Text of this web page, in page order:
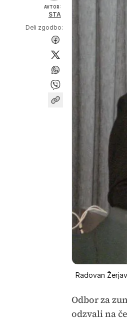
AVTOR:
STA
Deli zgodbo:
Radovan
Odbor za
odzvali na